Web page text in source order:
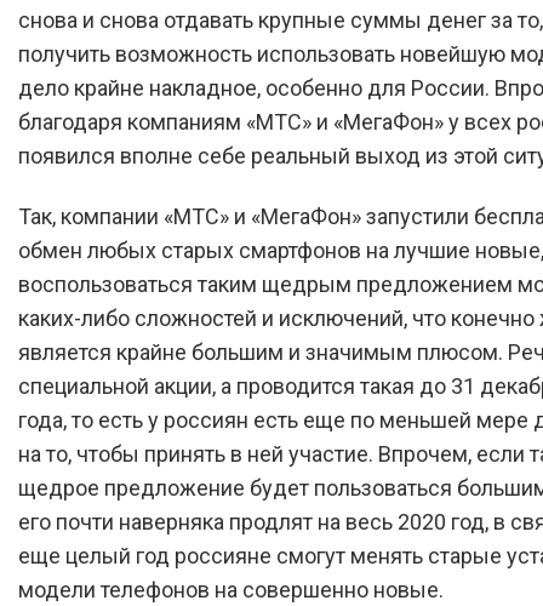
снова и снова отдавать крупные суммы денег за
получить возможность использовать новейшую
дело крайне накладное, особенно для России.
благодаря компаниям «МТС» и «МегаФон» у всех
появился вполне себе реальный выход из этой
Так, компании «МТС» и «МегаФон» запустили
обмен любых старых смартфонов на лучшие
воспользоваться таким щедрым предложением
каких-либо сложностей и исключений, что
является крайне большим и значимым плюсом.
специальной акции, а проводится такая до 31
года, то есть у россиян есть еще по меньшей мере
на то, чтобы принять в ней участие. Впрочем, если
щедрое предложение будет пользоваться
его почти наверняка продлят на весь 2020 год, в
еще целый год россияне смогут менять старые
модели телефонов на совершенно новые.